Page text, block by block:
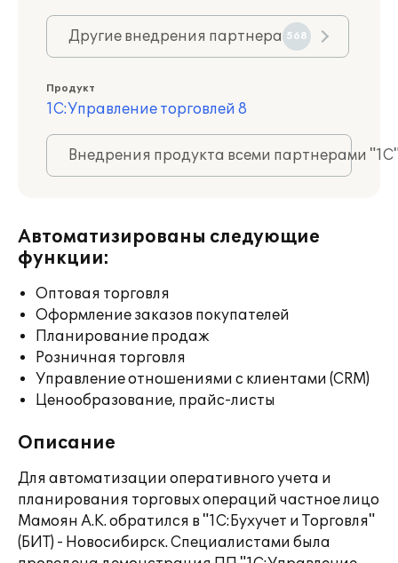
Другие внедрения партнера 568
Продукт
1С:Управление торговлей 8
Внедрения продукта всеми партнерами
Автоматизированы следующие
функции:
Оптовая торговля
Оформление заказов покупателей
Планирование продаж
Розничная торговля
Управление отношениями с клиентами (CRM)
Ценообразование, прайс-листы
Описание
Для автоматизации оперативного учета и
планирования торговых операций частное лицо
Мамоян А.К. обратился в "1С:Бухучет и Торговля"
(БИТ) - Новосибирск. Специалистами была